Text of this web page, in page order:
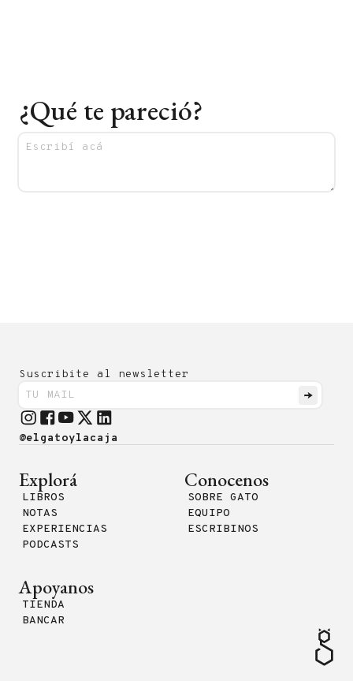
¿Qué te pareció?
Suscribite al newsletter
@elgatoylacaja
Explorá
LIBROS
NOTAS
EXPERIENCIAS
PODCASTS
Conocenos
SOBRE GATO
EQUIPO
ESCRIBINOS
Apoyanos
TIENDA
BANCAR